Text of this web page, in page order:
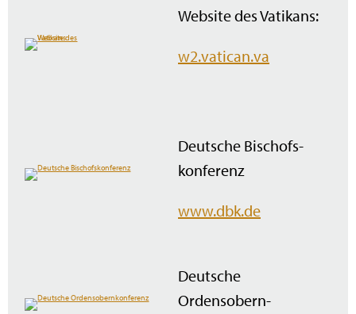
Website des Vatikans:
w2.vatican.va
Deutsche Bischofs­
konferenz
www.dbk.de
Deutsche
Ordensobern­